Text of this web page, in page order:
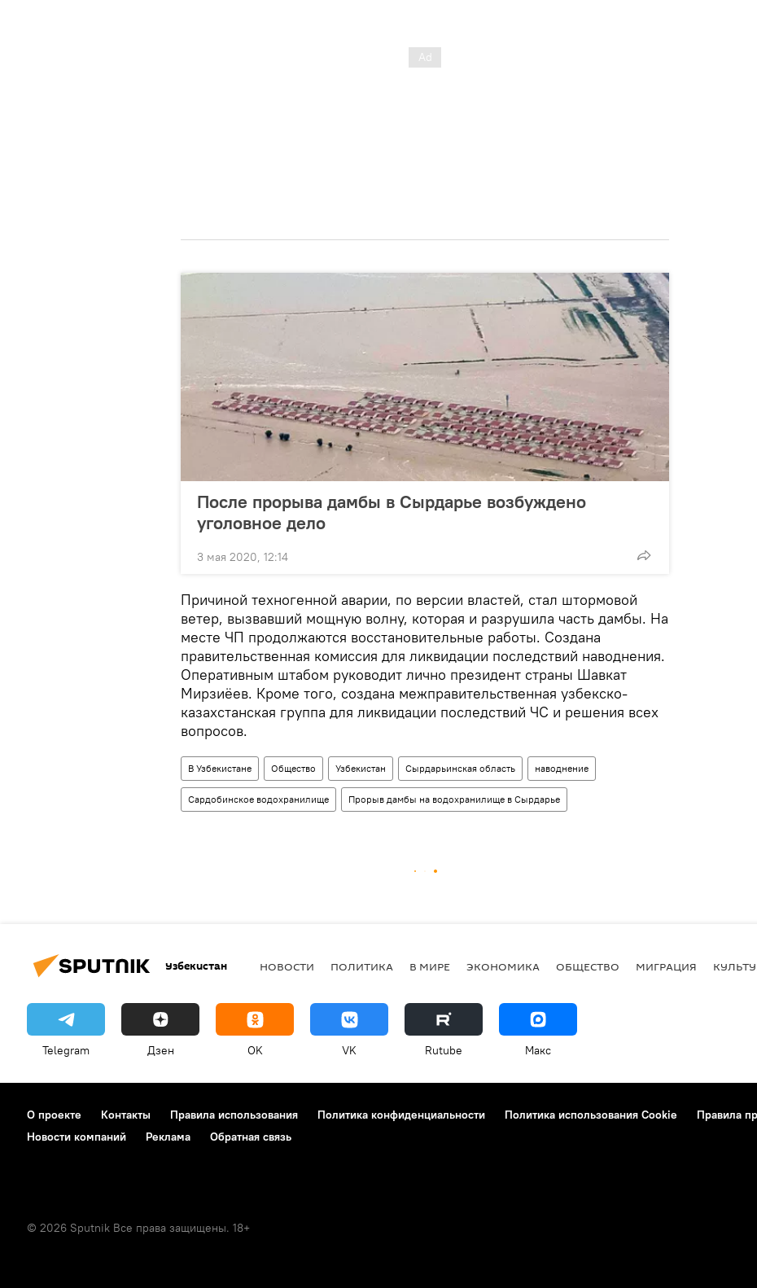
После прорыва дамбы в Сырдарье возбуждено
уголовное дело
3 мая 2020, 12:14
Причиной техногенной аварии, по версии властей, стал штормовой
ветер, вызвавший мощную волну, которая и разрушила часть дамбы. На
месте ЧП продолжаются восстановительные работы. Создана
правительственная комиссия для ликвидации последствий наводнения.
Оперативным штабом руководит лично президент страны Шавкат
Мирзиёев. Кроме того, создана межправительственная узбекско-
казахстанская группа для ликвидации последствий ЧС и решения всех
вопросов.
В Узбекистане Общество Узбекистан Сырдарьинская область наводнение
Сардобинское водохранилище Прорыв дамбы на водохранилище в Сырдарье
Узбекистан НОВОСТИ ПОЛИТИКА В МИРЕ ЭКОНОМИКА ОБЩЕСТВО МИГРАЦИЯ
Telegram Дзен OK VK Rutube Макс
О проекте Контакты Правила использования Политика конфиденциальности Политика использования Cookie
Правила
Новости компаний
Реклама Обратная связь
© 2026 Sputnik Все права защищены. 18+